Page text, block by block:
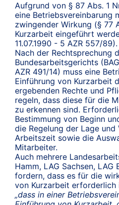
Aufgrund von § 87 Abs. 1
eine Betriebsvereinbarung
zwingender Wirkung (§ 77
Kurzarbeit eingeführt
11.07.1990 - 5 AZR 557/89).
Nach der Rechtsprechung
Bundesarbeitsgerichts
AZR 491/14) muss eine
Einführung von Kurzarbeit
ergebenden Rechte und
regeln, dass diese für die
zu erkennen sind.
Bestimmung von Beginn
die Regelung der Lage
Arbeitszeit sowie die
Mitarbeiter.
Auch mehrere
Hamm, LAG Sachsen,
fordern, dass es für die
von Kurzarbeit erforderlich
„dass in einer